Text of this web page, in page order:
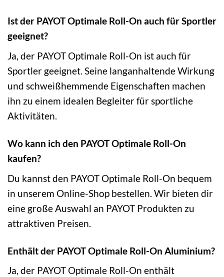
Ist der PAYOT Optimale Roll-On auch für Sportler
geeignet?
Ja, der PAYOT Optimale Roll-On ist auch für
Sportler geeignet. Seine langanhaltende Wirkung
und schweißhemmende Eigenschaften machen
ihn zu einem idealen Begleiter für sportliche
Aktivitäten.
Wo kann ich den PAYOT Optimale Roll-On
kaufen?
Du kannst den PAYOT Optimale Roll-On bequem
in unserem Online-Shop bestellen. Wir bieten dir
eine große Auswahl an PAYOT Produkten zu
attraktiven Preisen.
Enthält der PAYOT Optimale Roll-On Aluminium?
Ja, der PAYOT Optimale Roll-On enthält